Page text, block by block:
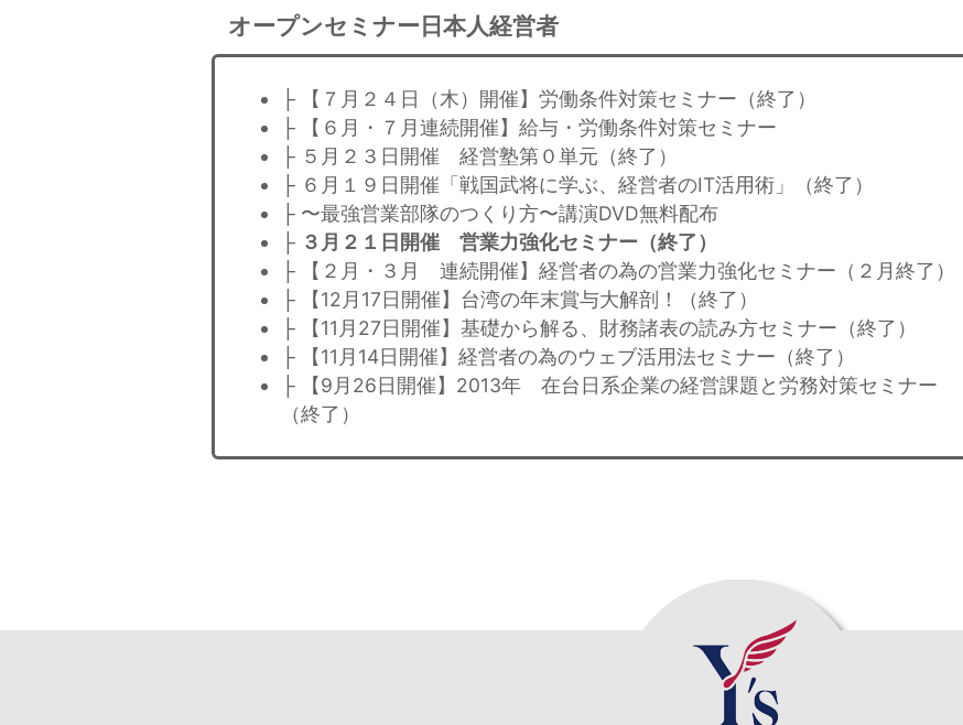
オープンセミナー日本人経営者
├ 【７月２４日（木）開催】労働条件対策セミナー（終了）
├ 【６月・７月連続開催】給与・労働条件対策セミナー
├ ５月２３日開催 経営塾第０単元（終了）
├ ６月１９日開催「戦国武将に学ぶ、経営者のIT活用術」（終了）
├ 〜最強営業部隊のつくり方〜講演DVD無料配布
├ ３月２１日開催 営業力強化セミナー（終了）
├ 【２月・３月 連続開催】経営者の為の営業力強化セミナー（２月終了）
├ 【12月17日開催】台湾の年末賞与大解剖！（終了）
├ 【11月27日開催】基礎から解る、財務諸表の読み方セミナー（終了）
├ 【11月14日開催】経営者の為のウェブ活用法セミナー（終了）
├ 【9月26日開催】2013年 在台日系企業の経営課題と労務対策セミナー
（終了）